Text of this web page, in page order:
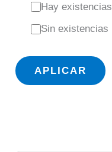
E
s
d
Hay existencias
Sin existencias
APLICAR